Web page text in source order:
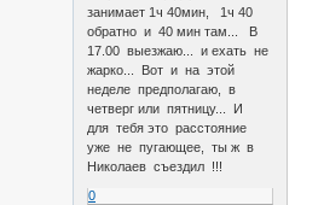
занимает 1ч 40мин, 1ч 40
обратно и 40 мин там... В
17.00 выезжаю... и ехать не
жарко... Вот и на этой
неделе предполагаю, в
четверг или пятницу... И
для тебя это расстояние
уже не пугающее, ты ж в
Николаев съездил !!!
0